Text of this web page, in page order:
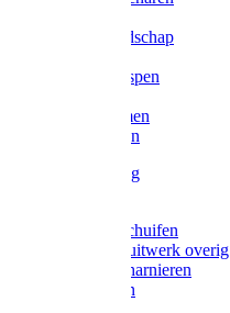
Meetgereedschap
Vijlen / Raspen
Lijmklemmen
Waterpassen
Bouwbeslag
Grendels/schuifen
Hang en sluitwerk overig
Hengen/scharnieren
Scharnieren